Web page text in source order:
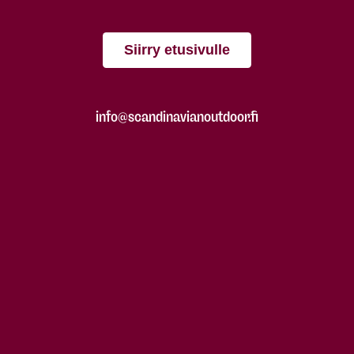
Siirry etusivulle
info@scandinavianoutdoor.fi